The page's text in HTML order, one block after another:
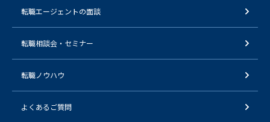
転職エージェントの面談
転職相談会・セミナー
転職ノウハウ
よくあるご質問